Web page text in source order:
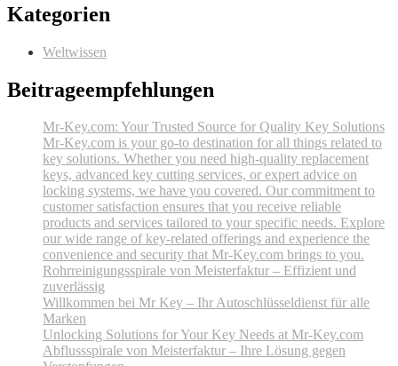
Kategorien
Weltwissen
Beitrageempfehlungen
Mr-Key.com: Your Trusted Source for Quality Key Solutions
Mr-Key.com is your go-to destination for all things related to
key solutions. Whether you need high-quality replacement
keys, advanced key cutting services, or expert advice on
locking systems, we have you covered. Our commitment to
customer satisfaction ensures that you receive reliable
products and services tailored to your specific needs. Explore
our wide range of key-related offerings and experience the
convenience and security that Mr-Key.com brings to you.
Rohrreinigungsspirale von Meisterfaktur – Effizient und
zuverlässig
Willkommen bei Mr Key – Ihr Autoschlüsseldienst für alle
Marken
Unlocking Solutions for Your Key Needs at Mr-Key.com
Abflussspirale von Meisterfaktur – Ihre Lösung gegen